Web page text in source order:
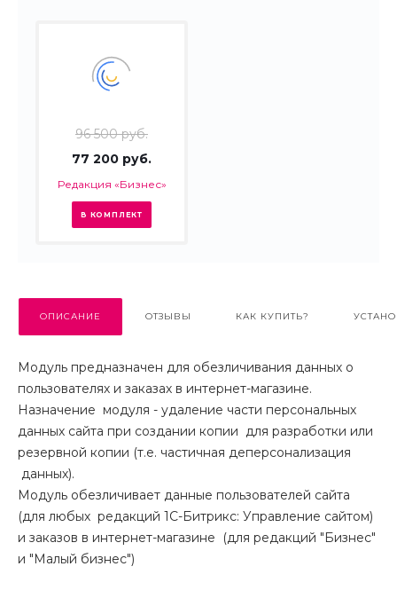
96 500 руб.
77 200 руб.
Редакция «Бизнес»
В КОМПЛЕКТ
ОПИСАНИЕ ОТЗЫВЫ КАК КУПИТЬ?
Модуль предназначен для обезличивания данных о
пользователях и заказах в интернет-магазине.
Назначение модуля - удаление части персональных
данных сайта при создании копии для разработки или
резервной копии (т.е. частичная деперсонализация
данных).
Модуль обезличивает данные пользователей сайта
(для любых редакций 1С-Битрикс: Управление сайтом)
и заказов в интернет-магазине (для редакций "Бизнес"
и "Малый бизнес")